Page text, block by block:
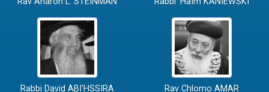
Rabbi David ABI'HSSIRA Rav Chlomo AMAR